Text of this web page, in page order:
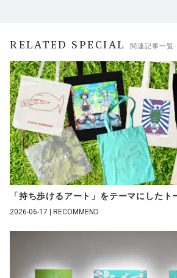
RELATED SPECIAL 関連記事一覧
「持ち歩けるアート」をテーマにしたト
2026-06-17 | RECOMMEND